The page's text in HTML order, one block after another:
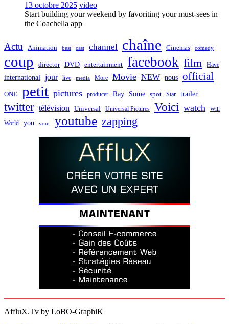
13 octobre 2025 video
Start building your weekend by favoriting your must-sees in
the Coachella app
Actu Animation best cast channel chaîne Cinemas comedy
coup director DVD entertainment facebook film Have
international jour live media More Movie NEW nous official
ONE petit pictures producer Ray Some spot Star trailer
twitter télévision Universal Universal Pictures Voici watch Will
World you your youtube zapping
AffluX.Tv by LoBO-GraphiK